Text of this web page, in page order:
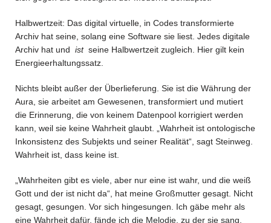
Halbwertzeit: Das digital virtuelle, in Codes transformierte
Archiv hat seine, solang eine Software sie liest. Jedes digitale
Archiv hat und istseine Halbwertzeit zugleich. Hier gilt kein
Energieerhaltungssatz.
Nichts bleibt außer der Überlieferung. Sie ist die Währung der
Aura, sie arbeitet am Gewesenen, transformiert und mutiert
die Erinnerung, die von keinem Datenpool korrigiert werden
kann, weil sie keine Wahrheit glaubt. „Wahrheit ist ontologische
Inkonsistenz des Subjekts und seiner Realität“, sagt Steinweg.
Wahrheit ist, dass keine ist.
„Wahrheiten gibt es viele, aber nur eine ist wahr, und die weiß
Gott und der ist nicht da“, hat meine Großmutter gesagt. Nicht
gesagt, gesungen. Vor sich hingesungen. Ich gäbe mehr als
eine Wahrheit dafür, fände ich die Melodie, zu der sie sang.